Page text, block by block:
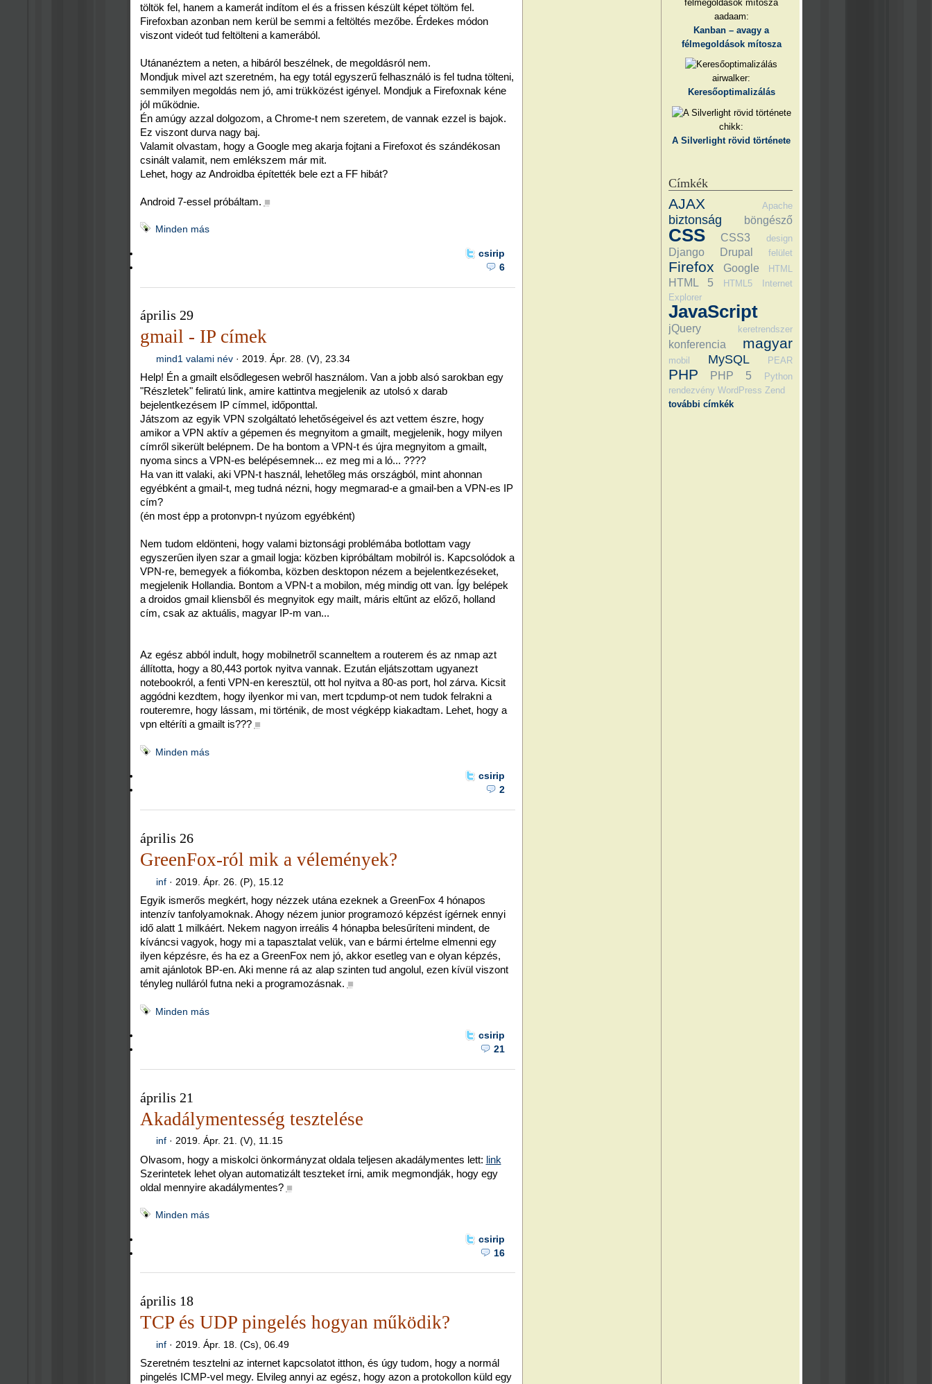
töltök fel, hanem a kamerát indítom el és a frissen készült képet töltöm fel.
Firefoxban azonban nem kerül be semmi a feltöltés mezőbe. Érdekes módon
viszont videót tud feltölteni a kamerából.
Utánanéztem a neten, a hibáról beszélnek, de megoldásról nem.
Mondjuk mivel azt szeretném, ha egy totál egyszerű felhasználó is fel tudna tölteni,
semmilyen megoldás nem jó, ami trükközést igényel. Mondjuk a Firefoxnak kéne
jól működnie.
Én amúgy azzal dolgozom, a Chrome-t nem szeretem, de vannak ezzel is bajok.
Ez viszont durva nagy baj.
Valamit olvastam, hogy a Google meg akarja fojtani a Firefoxot és szándékosan
csinált valamit, nem emlékszem már mit.
Lehet, hogy az Androidba építették bele ezt a FF hibát?
Android 7-essel próbáltam. ■
Minden más
csirip
6
április 29
gmail - IP címek
mind1 valami név ·2019. Ápr. 28. (V), 23.34
Help! Én a gmailt elsődlegesen webről használom. Van a jobb alsó sarokban egy
"Részletek" feliratú link, amire kattintva megjelenik az utolsó x darab
bejelentkezésem IP címmel, időponttal.
Játszom az egyik VPN szolgáltató lehetőségeivel és azt vettem észre, hogy
amikor a VPN aktív a gépemen és megnyitom a gmailt, megjelenik, hogy milyen
címről sikerült belépnem. De ha bontom a VPN-t és újra megnyitom a gmailt,
nyoma sincs a VPN-es belépésemnek... ez meg mi a ló... ????
Ha van itt valaki, aki VPN-t használ, lehetőleg más országból, mint ahonnan
egyébként a gmail-t, meg tudná nézni, hogy megmarad-e a gmail-ben a VPN-es IP
cím?
(én most épp a protonvpn-t nyúzom egyébként)
Nem tudom eldönteni, hogy valami biztonsági problémába botlottam vagy
egyszerűen ilyen szar a gmail logja: közben kipróbáltam mobilról is. Kapcsolódok a
VPN-re, bemegyek a fiókomba, közben desktopon nézem a bejelentkezéseket,
megjelenik Hollandia. Bontom a VPN-t a mobilon, még mindig ott van. Így belépek
a droidos gmail kliensből és megnyitok egy mailt, máris eltűnt az előző, holland
cím, csak az aktuális, magyar IP-m van...
Az egész abból indult, hogy mobilnetről scanneltem a routerem és az nmap azt
állította, hogy a 80,443 portok nyitva vannak. Ezután eljátszottam ugyanezt
notebookról, a fenti VPN-en keresztül, ott hol nyitva a 80-as port, hol zárva. Kicsit
aggódni kezdtem, hogy ilyenkor mi van, mert tcpdump-ot nem tudok felrakni a
routeremre, hogy lássam, mi történik, de most végképp kiakadtam. Lehet, hogy a
vpn eltéríti a gmailt is??? ■
Minden más
csirip
2
április 26
GreenFox-ról mik a vélemények?
inf · 2019. Ápr. 26. (P), 15.12
Egyik ismerős megkért, hogy nézzek utána ezeknek a GreenFox 4 hónapos
intenzív tanfolyamoknak. Ahogy nézem junior programozó képzést ígérnek ennyi
idő alatt 1 milkáért. Nekem nagyon irreális 4 hónapba belesűríteni mindent, de
kíváncsi vagyok, hogy mi a tapasztalat velük, van e bármi értelme elmenni egy
ilyen képzésre, és ha ez a GreenFox nem jó, akkor esetleg van e olyan képzés,
amit ajánlotok BP-en. Aki menne rá az alap szinten tud angolul, ezen kívül viszont
tényleg nulláról futna neki a programozásnak. ■
Minden más
csirip
21
április 21
Akadálymentesség tesztelése
inf ·2019. Ápr. 21. (V), 11.15
Olvasom, hogy a miskolci önkormányzat oldala teljesen akadálymentes lett: link
Szerintetek lehet olyan automatizált teszteket írni, amik megmondják, hogy egy
oldal mennyire akadálymentes? ■
Minden más
csirip
16
április 18
TCP és UDP pingelés hogyan működik?
inf · 2019. Ápr. 18. (Cs), 06.49
Szeretném tesztelni az internet kapcsolatot itthon, és úgy tudom, hogy a normál
pingelés ICMP-vel megy. Elvileg annyi az egész, hogy azon a protokollon küld egy
aadaam:
Kanban – avagy a
félmegoldások mítosza
airwalker:
Keresőoptimalizálás
chikk:
A Silverlight rövid története
Címkék
AJAX Apache
biztonság böngésző
CSS CSS3 design
Django Drupal felület
Firefox Google HTML
HTML 5 HTML5
Internet
Explorer
JavaScript
jQuery keretrendszer
konferencia magyar
mobil MySQL PEAR
PHP PHP 5
Python
rendezvény WordPress Zend
további címkék